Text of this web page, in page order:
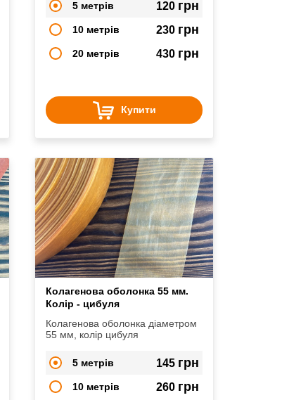
5 метрів
120 грн
10 метрів 230 грн
20 метрів 430 грн
Купити
Колагенова оболонка 55 мм.
Колір - цибуля
Колагенова оболонка діаметром
5 метрів 145 грн
10 метрів 260 грн